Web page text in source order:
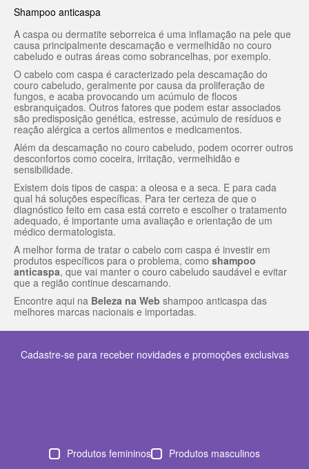
Shampoo anticaspa
A caspa ou dermatite seborreica é uma inflamação na pele que
causa principalmente descamação e vermelhidão no couro
cabeludo e outras áreas como sobrancelhas, por exemplo.
O cabelo com caspa é caracterizado pela descamação do
couro cabeludo, geralmente por causa da proliferação de
fungos, e acaba provocando um acúmulo de flocos
esbranquiçados. Outros fatores que podem estar associados
são predisposição genética, estresse, acúmulo de resíduos e
reação alérgica a certos alimentos e medicamentos.
Além da descamação no couro cabeludo, podem ocorrer outros
desconfortos como coceira, irritação, vermelhidão e
sensibilidade.
Existem dois tipos de caspa: a oleosa e a seca. E para cada
qual há soluções específicas. Para ter certeza de que o
diagnóstico feito em casa está correto e escolher o tratamento
adequado, é importante uma avaliação e orientação de um
médico dermatologista.
A melhor forma de tratar o cabelo com caspa é investir em
produtos específicos para o problema, comoshampoo
anticaspa, que vai manter o couro cabeludo saudável e evitar
que a região continue descamando.
Encontre aqui na Beleza na Web shampoo anticaspa das
melhores marcas nacionais e importadas.
Cadastre-se para receber novidades e promoções exclusivas
Produtos femininos Produtos masculinos